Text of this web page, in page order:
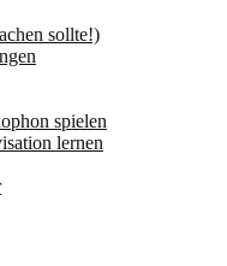
sollte!)
spielen
lernen